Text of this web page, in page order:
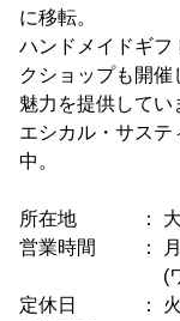
に移転。
ハンドメイドギフ
クショップも開
魅力を提供してい
エシカル・サステ
中。
所在地 ： 大阪
営業時間 ： 月
(ワークシ
定休日 ： 火